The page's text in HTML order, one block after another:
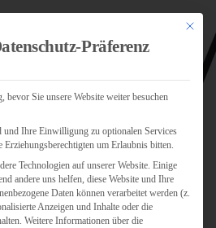
Mit
Präferenz
Sie unsere Website weiter besuchen
und Ihre Einwilligung zu optionalen Services
Erziehungsberechtigten um Erlaubnis bitten.
Technologien auf unserer Website. Einige
andere uns helfen, diese Website und Ihre
Daten können verarbeitet werden (z.
Anzeigen und Inhalte oder die
Weitere Informationen über die